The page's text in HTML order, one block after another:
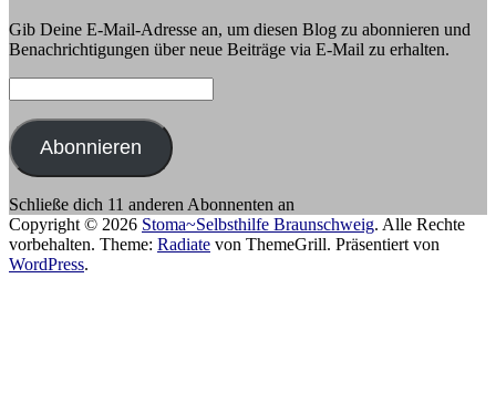
Gib Deine E-Mail-Adresse an, um diesen Blog zu abonnieren und
Benachrichtigungen über neue Beiträge via E-Mail zu erhalten.
Mail-
Adresse:
Abonnieren
Schließe dich 11 anderen Abonnenten an
Copyright © 2026 Stoma~Selbsthilfe Braunschweig. Alle Rechte
vorbehalten. Theme: Radiate von ThemeGrill. Präsentiert von
WordPress.